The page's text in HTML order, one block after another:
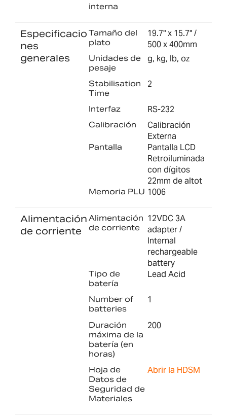
interna
Especificacio
nes
generales
Tamaño del
plato
19.7" x 15.7" /
500 x 400mm
Unidades de
pesaje
g, kg, lb, oz
Stabilisation
Time
2
Interfaz RS-232
Calibración
Calibración
Externa
Pantalla
Pantalla LCD
Retroiluminada
con dígitos
22mm de altot
Memoria PLU 1006
Alimentación
de corriente
Alimentación
de corriente
12VDC 3A
adapter /
Internal
rechargeable
battery
Tipo de
batería
Lead Acid
Number of
batteries
1
Duración
máxima de la
batería (en
horas)
200
Hoja de
Datos de
Seguridad de
Materiales
Abrir la HDSM